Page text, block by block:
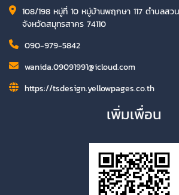
108/198 หมู่ที่ 10 หมู่บ้านพฤกษา 117 ตำบลสว
จังหวัดสมุทรสาคร 74110
090-979-5842
wanida.09091991@icloud.com
https://tsdesign.yellowpages.co.th
เพิ่มเพื่อน